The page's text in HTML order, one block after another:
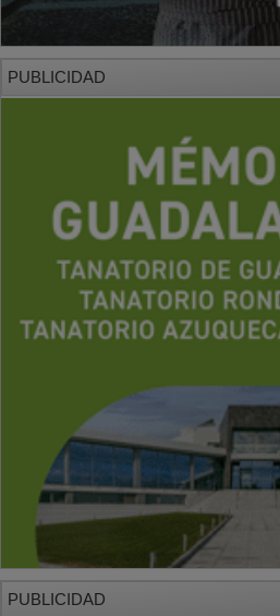
PUBLICIDAD
PUBLICIDAD